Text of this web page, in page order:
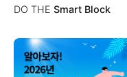
DO THE Smart Block